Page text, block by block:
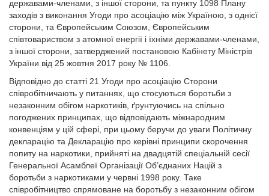
державами-членами, з іншої сторони, та пункту 1098 Плану
заходів з виконання Угоди про асоціацію між Україною, з однієї
сторони, та Європейським Союзом, Європейським
співтовариством з атомної енергії і їхніми державами-членами,
з іншої сторони, затверджений постановою Кабінету Міністрів
України від 25 жовтня 2017 року № 1106.
Відповідно до статті 21 Угоди про асоціацію Сторони
співробітничають у питаннях, що стосуються боротьби з
незаконним обігом наркотиків, ґрунтуючись на спільно
погоджених принципах, що відповідають міжнародним
конвенціям у цій сфері, при цьому беручи до уваги Політичну
декларацію та Декларацію про керівні принципи скорочення
попиту на наркотики, прийняті на двадцятій спеціальній сесії
Генеральної Асамблеї Організації Об’єднаних Націй з
боротьби з наркотиками у червні 1998 року. Таке
співробітництво спрямоване на боротьбу з незаконним обігом